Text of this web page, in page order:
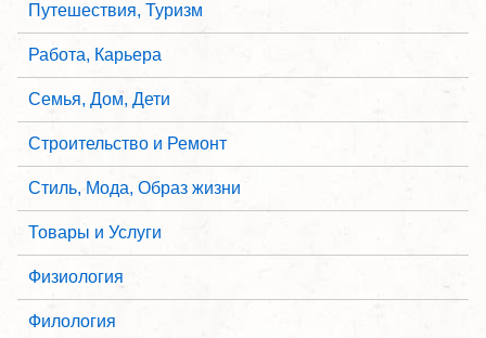
Путешествия, Туризм
Работа, Карьера
Семья, Дом, Дети
Строительство и Ремонт
Стиль, Мода, Образ жизни
Товары и Услуги
Физиология
Филология